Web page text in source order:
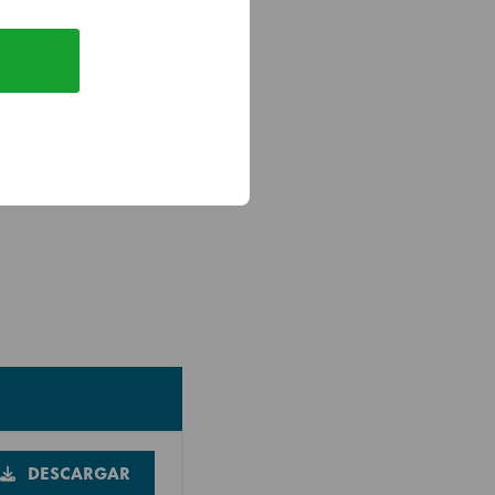
protección
bandejas para
DESCARGAR